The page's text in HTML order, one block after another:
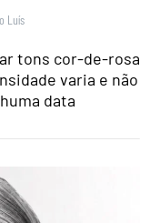
Luís
tons cor-de-rosa
varia e não
data